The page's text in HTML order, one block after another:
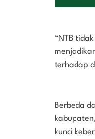
“NTB
terhadap
Berbeda
kunci